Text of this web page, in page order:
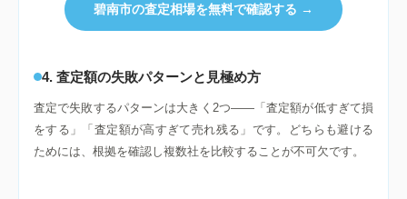
碧南市の査定相場を無料で確認する →
4. 査定額の失敗パターンと見極め方
査定で失敗するパターンは大きく2つ——「査定額が低すぎて損
をする」「査定額が高すぎて売れ残る」です。どちらも避ける
ためには、根拠を確認し複数社を比較することが不可欠です。